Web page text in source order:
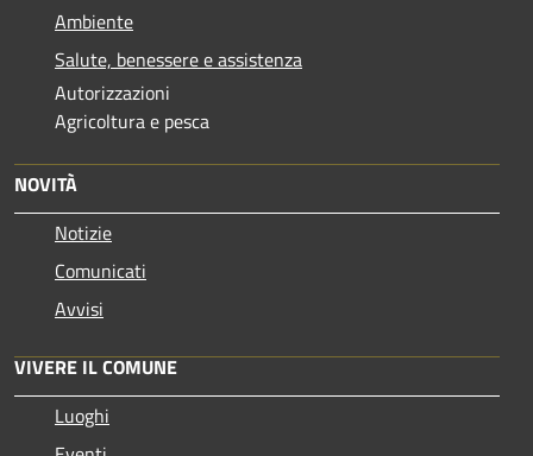
Ambiente
Salute, benessere e assistenza
Autorizzazioni
Agricoltura e pesca
NOVITÀ
Notizie
Comunicati
Avvisi
VIVERE IL COMUNE
Luoghi